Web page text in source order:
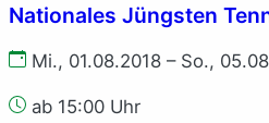
Nationales Jüngsten
Mi., 01.08.2018 – So.,
ab 15:00 Uhr